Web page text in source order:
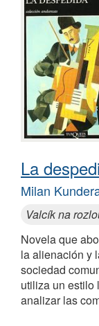
La
Milan
Valcík na
Novela que
la alienación y
sociedad
utiliza un estilo
analizar las